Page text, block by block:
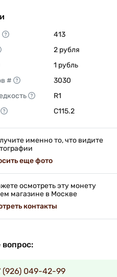
413
2 рубля
1 рубль
#
3030
R1
C115.2
именно то, что видите
еще фото
осмотреть эту монету
магазине в Москве
контакты
вопрос:
(926) 049-42-99